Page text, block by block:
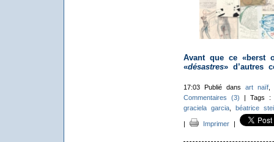
Avant que ce «berst
«désastres» d’autres
17:03 Publié dans art naïf,
Commentaires (3) | Tags
graciela garcia, béatrice
| Imprimer|